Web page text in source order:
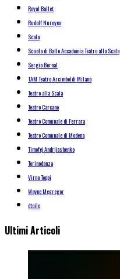
Royal Ballet
Rudolf Nureyev
Scala
Scuola di Ballo Accademia Teatro alla Scala
Sergio Bernal
TAM Teatro Arcimboldi Milano
Teatro alla Scala
Teatro Carcano
Teatro Comunale di Ferrara
Teatro Comunale di Modena
Timofej Andrijashenko
Torinodanza
Virna Toppi
Wayne Mcgregor
étoile
Ultimi Articoli